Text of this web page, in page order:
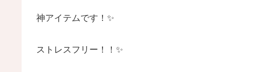
神アイテムです！✨
ストレスフリー！！✨